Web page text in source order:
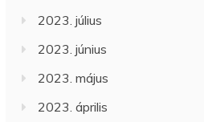
2023. július
2023. június
2023. május
2023. április